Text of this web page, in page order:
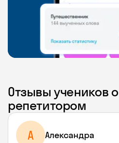
Отзывы учеников
репетитором
A Aлександра